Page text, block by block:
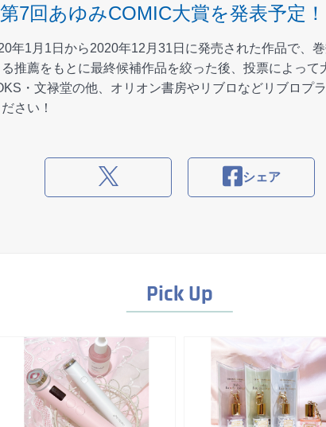
7回あゆみCOMIC大賞を発表予定！
年1月1日から2020年12月31日に発売された作品で、
推薦をもとに最終候補作品を絞った後、投票によって
・文禄堂の他、オリオン書房やリブロなどリブロプ
さい！
シェア
Pick Up